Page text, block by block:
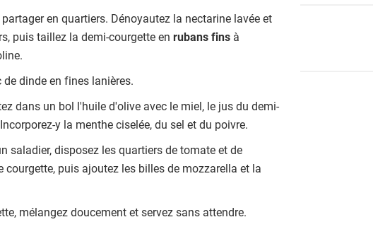
en quartiers. Dénoyautez la nectarine lavée et
puis taillez la demi-courgette en rubans fins à
dinde en fines lanières.
dans un bol l'huile d'olive avec le miel, le jus du demi-
y la menthe ciselée, du sel et du poivre.
saladier, disposez les quartiers de tomate et de
courgette, puis ajoutez les billes de mozzarella et la
mélangez doucement et servez sans attendre.